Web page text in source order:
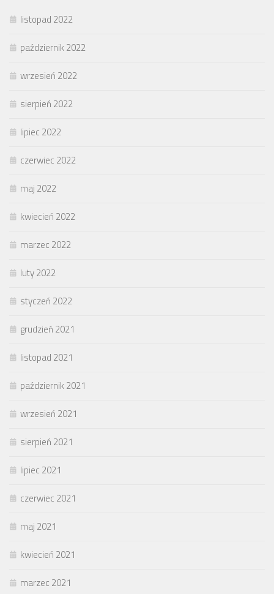
listopad 2022
październik 2022
wrzesień 2022
sierpień 2022
lipiec 2022
czerwiec 2022
maj 2022
kwiecień 2022
marzec 2022
luty 2022
styczeń 2022
grudzień 2021
listopad 2021
październik 2021
wrzesień 2021
sierpień 2021
lipiec 2021
czerwiec 2021
maj 2021
kwiecień 2021
marzec 2021